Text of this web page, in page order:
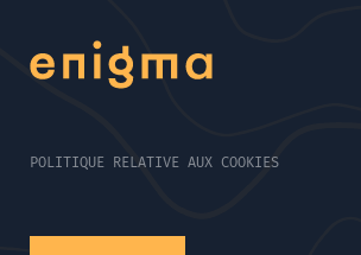
POLITIQUE RELATIVE AUX COOKIES